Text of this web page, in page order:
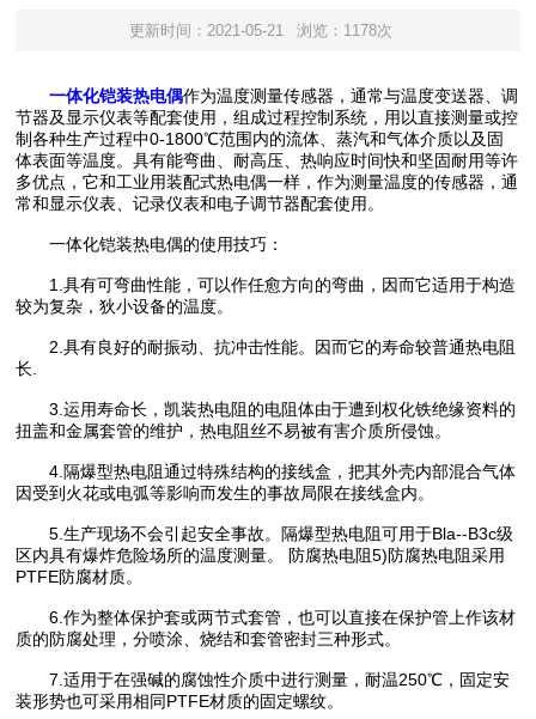
更新时间：2021-05-21 浏览：1178次
一体化铠装热电偶作为温度测量传感器，通常与温度变送器、调
节器及显示仪表等配套使用，组成过程控制系统，用以直接测量或控
制各种生产过程中0-1800℃范围内的流体、蒸汽和气体介质以及固
体表面等温度。具有能弯曲、耐高压、热响应时间快和坚固耐用等许
多优点，它和工业用装配式热电偶一样，作为测量温度的传感器，通
常和显示仪表、记录仪表和电子调节器配套使用。
一体化铠装热电偶的使用技巧：
1.具有可弯曲性能，可以作任愈方向的弯曲，因而它适用于构造
较为复杂，狄小设备的温度。
2.具有良好的耐振动、抗冲击性能。因而它的寿命较普通热电阻
长.
3.运用寿命长，凯装热电阻的电阻体由于遭到权化铁绝缘资料的
扭盖和金属套管的维护，热电阻丝不易被有害介质所侵蚀。
4.隔爆型热电阻通过特殊结构的接线盒，把其外壳内部混合气体
因受到火花或电弧等影响而发生的事故局限在接线盒内。
5.生产现场不会引起安全事故。隔爆型热电阻可用于Bla--B3c级
区内具有爆炸危险场所的温度测量。 防腐热电阻5)防腐热电阻采用
PTFE防腐材质。
6.作为整体保护套或两节式套管，也可以直接在保护管上作该材
质的防腐处理，分喷涂、烧结和套管密封三种形式。
7.适用于在强碱的腐蚀性介质中进行测量，耐温250℃，固定安
装形势也可采用相同PTFE材质的固定螺纹。